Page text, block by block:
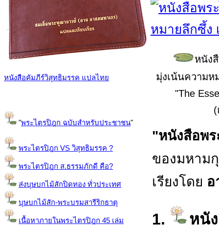
หนังสือคัมภีร์วิสุทธิมรรค แปลไทย
"พระไตรปิฎก ฉบับสำหรับประชาชน"
พระไตรปิฎก VS วิสุทธิมรรค ?
พระไตรปิฎก ส.ธรรมภักดี คือ?
ส่งบุษบกไม้สักปิดทอง ทั่วประเทศ
บุษบกไม้สัก-พระบรมสารีริกธาตุ
เนื้อหาภายในพระไตรปิฎก 45 เล่ม
หนัง
มุ่งเน้นความ
"The
"หนังสือพ
ของมหาม
เรียงโดย
1. หนั